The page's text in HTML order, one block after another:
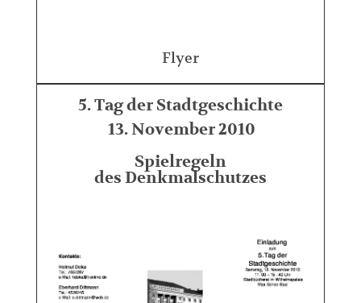
Flyer
5. Tag der Stadtgeschichte
13. November 2010
Spielregeln
des Denkmalschutzes